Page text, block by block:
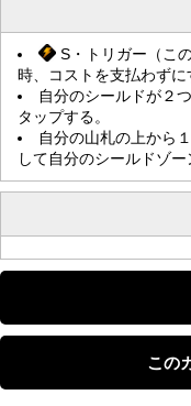
S・トリガー（こ
時、コストを支払わずに
自分のシールドが２
タップする。
自分の山札の上から
して自分のシールドゾー
この